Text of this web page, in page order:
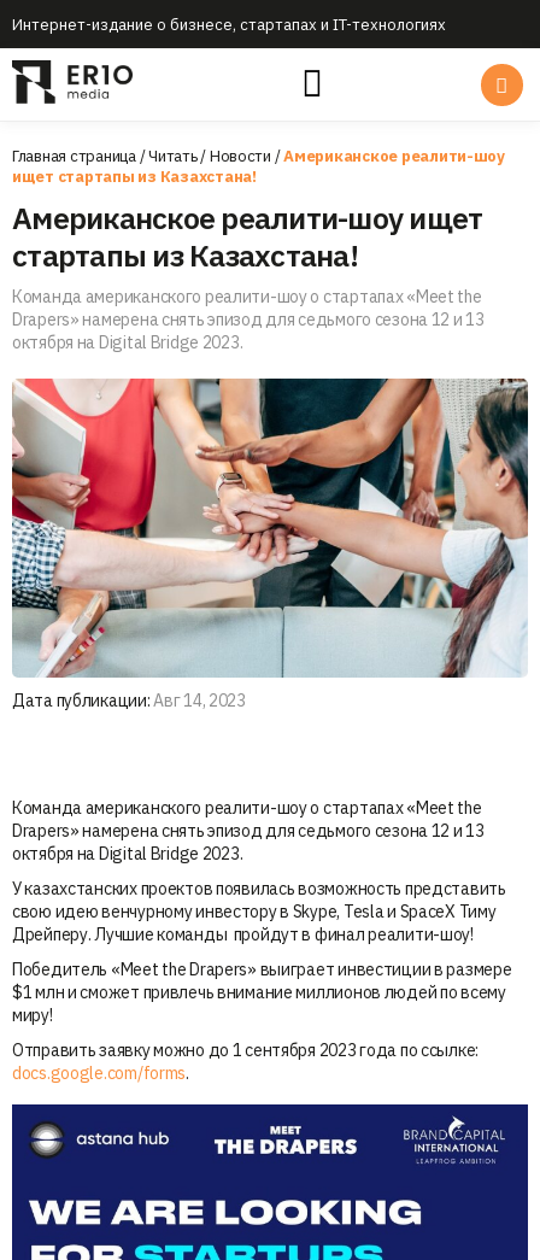
Интернет-издание о бизнесе, стартапах и IT-технологиях
Главная страница/Читать/Новости /Американское реалити-шоу
ищет стартапы из Казахстана!
Американское реалити-шоу ищет
стартапы из Казахстана!
Команда американского реалити-шоу о стартапах «Meet the
Drapers» намерена снять эпизод для седьмого сезона 12 и 13
октября на Digital Bridge 2023.
Дата публикации:Авг 14, 2023
Команда американского реалити-шоу о стартапах «Meet the
Drapers» намерена снять эпизод для седьмого сезона 12 и 13
октября на Digital Bridge 2023.
У казахстанских проектов появилась возможность представить
свою идею венчурному инвестору в Skype, Tesla и SpaceX Тиму
Дрейперу. Лучшие команды пройдут в финал реалити-шоу!
Победитель «Meet the Drapers» выиграет инвестиции в размере
$1 млн и сможет привлечь внимание миллионов людей по всему
миру!
Отправить заявку можно до 1 сентября 2023 года по ссылке:
docs.google.com/forms.